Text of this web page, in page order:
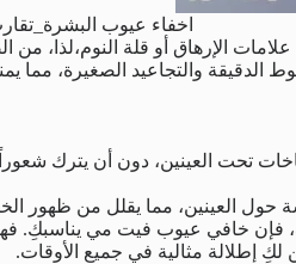
اخفاء عيوب
الإرهاق أو قلة النوم،لذا،
الدقيقة والتجاعيد الصغيرة، مما
تحت العينين، دون أن يترك
العينين، مما يقلل من ظهور
فإن خافي عيوب فيت مي يناسبكِ.
لكِ إطلالة مثالية في جميع الأوقات.